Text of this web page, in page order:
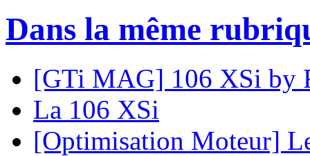
Dans la même
[GTi MAG] 106 XSi by
La 106 XSi
[Optimisation Moteur]